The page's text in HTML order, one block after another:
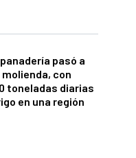
pasó a
con
toneladas diarias
en una región